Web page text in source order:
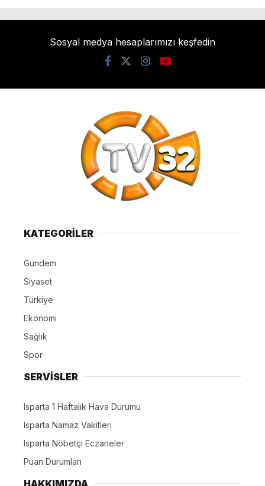
Sosyal medya hesaplarımızı keşfedin
KATEGORİLER
Gündem
Siyaset
Türkiye
Ekonomi
Sağlık
Spor
SERVİSLER
Isparta 1 Haftalık Hava Durumu
Isparta Namaz Vakitleri
Isparta Nöbetçi Eczaneler
Puan Durumları
HAKKIMIZDA